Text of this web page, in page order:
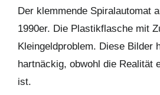
Der klemmende Spiralautomat
1990er. Die Plastikflasche mit
Kleingeldproblem. Diese Bilder
hartnäckig, obwohl die Realität
ist.